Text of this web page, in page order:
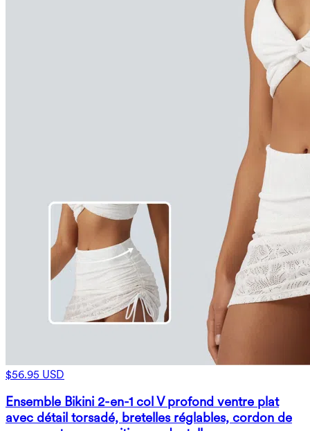
$56.95 USD
Ensemble Bikini 2-en-1 col V profond ventre plat
avec détail torsadé, bretelles réglables, cordon de